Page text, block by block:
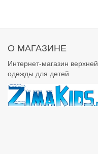
О МАГАЗИНЕ
Интернет-магазин верхней
одежды для детей